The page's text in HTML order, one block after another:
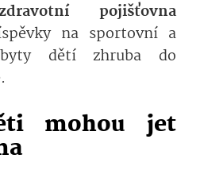
pojišťovna
na sportovní a
dětí zhruba do
mohou jet